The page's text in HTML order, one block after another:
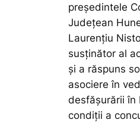
președintele
Județean
Laurențiu
susținător al
și a răspuns
asociere în
desfășurării în
condiții a